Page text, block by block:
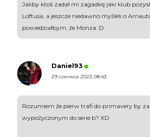
Jakby ktoś zadał mi zagadkę jaki klub
Loftusa, a jeszcze niedawno myśleli o
powiedziałbym, że Monza :D
Daniel93
29 czerwca 2023, 08:43
Rozumiem że pierw trafi do primavery by
wypożyczonym do serie b? XD